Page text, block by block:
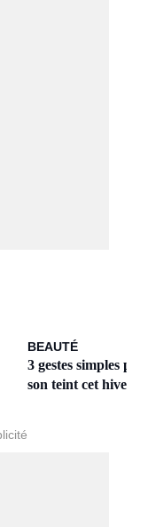
BEAUTÉ
3 gestes simples
son teint cet hiver